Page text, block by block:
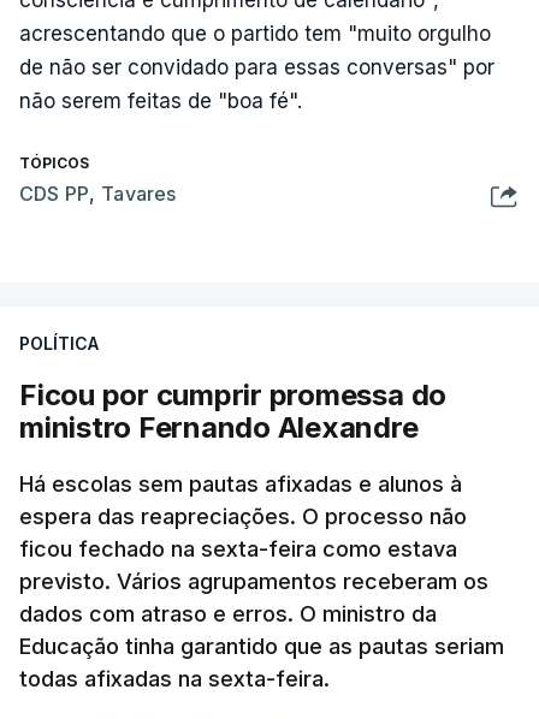
acrescentando que o partido tem "muito orgulho
de não ser convidado para essas conversas" por
não serem feitas de "boa fé".
TÓPICOS
CDS PP, Tavares
POLÍTICA
Ficou por cumprir promessa do
ministro Fernando Alexandre
Há escolas sem pautas afixadas e alunos à
espera das reapreciações. O processo não
ficou fechado na sexta-feira como estava
previsto. Vários agrupamentos receberam os
dados com atraso e erros. O ministro da
Educação tinha garantido que as pautas seriam
todas afixadas na sexta-feira.